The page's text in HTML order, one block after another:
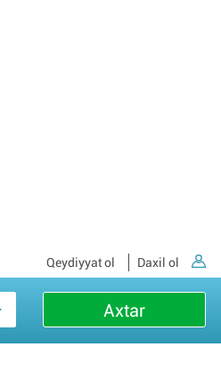
Qeydiyyat ol Daxil ol
Axtar